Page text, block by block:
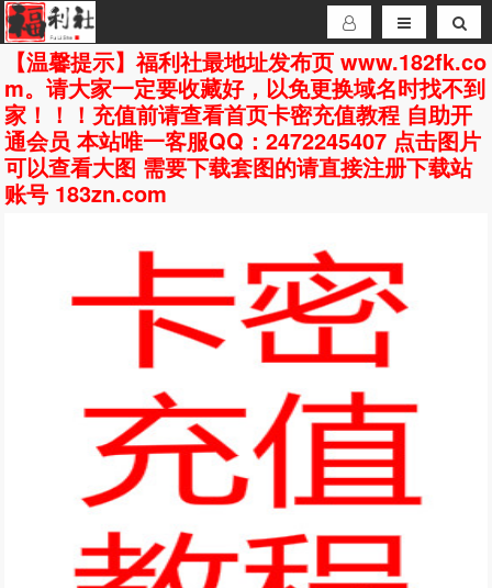
【温馨提示】福利社最地址发布页 www.182fk.co
m。请大家一定要收藏好，以免更换域名时找不到
家！！！充值前请查看首页卡密充值教程 自助开
通会员 本站唯一客服QQ：2472245407 点击图片
可以查看大图 需要下载套图的请直接注册下载站
账号 183zn.com